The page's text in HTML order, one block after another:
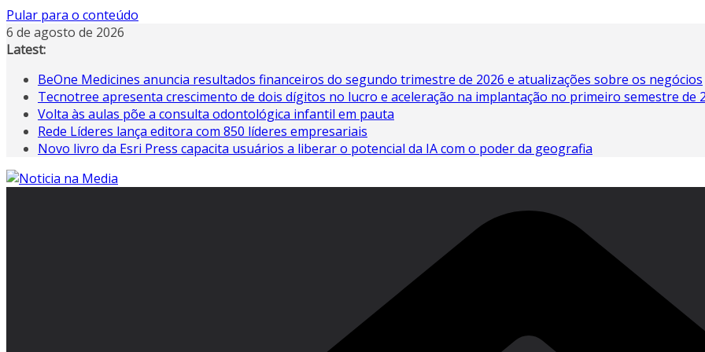
Pular para o conteúdo
6 de agosto de 2026
Latest:
BeOne Medicines anuncia resultados financeiros do segundo trimestre de 2026 e atualizações sobre os negócios
Tecnotree apresenta crescimento de dois dígitos no lucro e aceleração na implantação no primeiro semestre de
Volta às aulas põe a consulta odontológica infantil em pauta
Rede Líderes lança editora com 850 líderes empresariais
Novo livro da Esri Press capacita usuários a liberar o potencial da IA ​​com o poder da geografia